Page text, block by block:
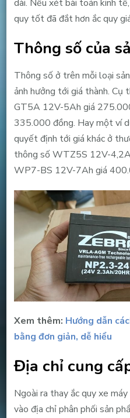
dài. Nếu xét bài toán kinh
quy tốt đã đắt hơn ắc quy
Thông số của
Thông số ở trên mỗi loại
ảnh hưởng tới giá thành. Cụ
GT5A 12V-5Ah giá
335.000 đồng. Hay một ví
quyết định tới giá khác ở
thông số WTZ5S 12V-
WP7-BS 12V-7Ah giá
Xem thêm: Hướng dẫn
bằng đơn giản, dễ hiểu
Địa chỉ cung
Ngoài ra thay ắc quy xe
vào địa chỉ phân phối sản